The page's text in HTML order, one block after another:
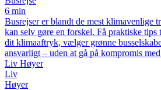
6 min
Busrejser er blandt de mest klimavenlige
kan selv gøre en forskel. Få praktiske
dit klimaaftryk, vælger grønne
ansvarligt – uden at gå på kompromis
Liv Høyer
Liv
Høyer